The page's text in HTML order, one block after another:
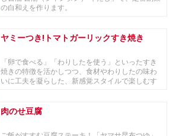
の白和えを作ります。
ヤミーつき!トマトガーリックすき焼き
「卵で食べる」「わりしたを使う」といったすき
焼きの特徴を活かしつつ、食材やわりしたの味わ
いに工夫を凝らした、新感覚スタイルで楽しむす
肉のせ豆腐